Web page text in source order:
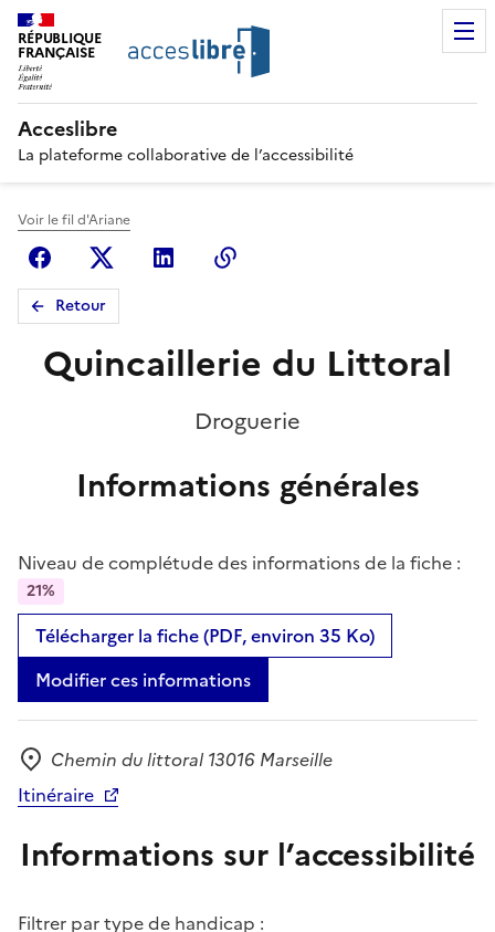
RÉPUBLIQUE
FRANÇAISE
Acceslibre
La plateforme collaborative de l’accessibilité
Voir le fil d'Ariane
FacebookX (anciennement Twitter)
Linkedin
Retour
Quincaillerie du Littoral
Droguerie
Informations générales
Niveau de complétude des informations de la fiche :
21%
Télécharger la fiche (PDF, environ 35 Ko)
Modifier ces informations
Adresse
Chemin du littoral 13016 Marseille
Itinéraire
Informations sur l’accessibilité
Filtrer par type de handicap :